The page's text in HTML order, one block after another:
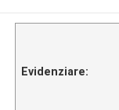
Evidenziare: